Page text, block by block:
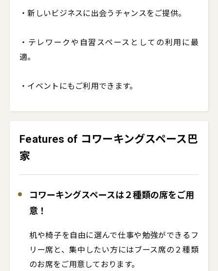
・新しいビジネスに出会うチャンスをご提供。
・テレワークや自習スペースとしての利用に最
適。
・イベントにもご利用できます。
Features of コワーキングスペース巴
家
コワーキングスペースは２種類の席をご用
意！
机や椅子を自由に選んで仕事や勉強ができるフ
リー席と、集中したい方にはブース席の２種類
のお席をご用意しております。